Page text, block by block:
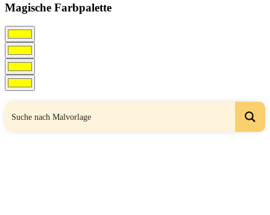
Magische Farbpalette